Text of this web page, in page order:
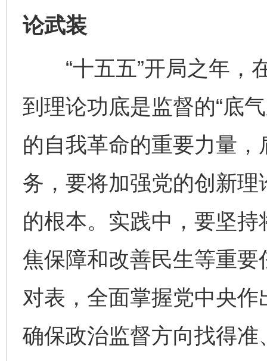
论武装
“十五五”开局之年，
到理论功底是监督的“底
的自我革命的重要力量
务，要将加强党的创新
的根本。实践中，要坚
焦保障和改善民生等重
对表，全面掌握党中央
确保政治监督方向找得